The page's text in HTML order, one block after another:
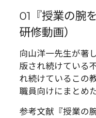
01『授業の腕
研修動画）
向山洋一先生が著
版され続けている
れ続けているこの
職員向けにまとめ
参考文献『授業の